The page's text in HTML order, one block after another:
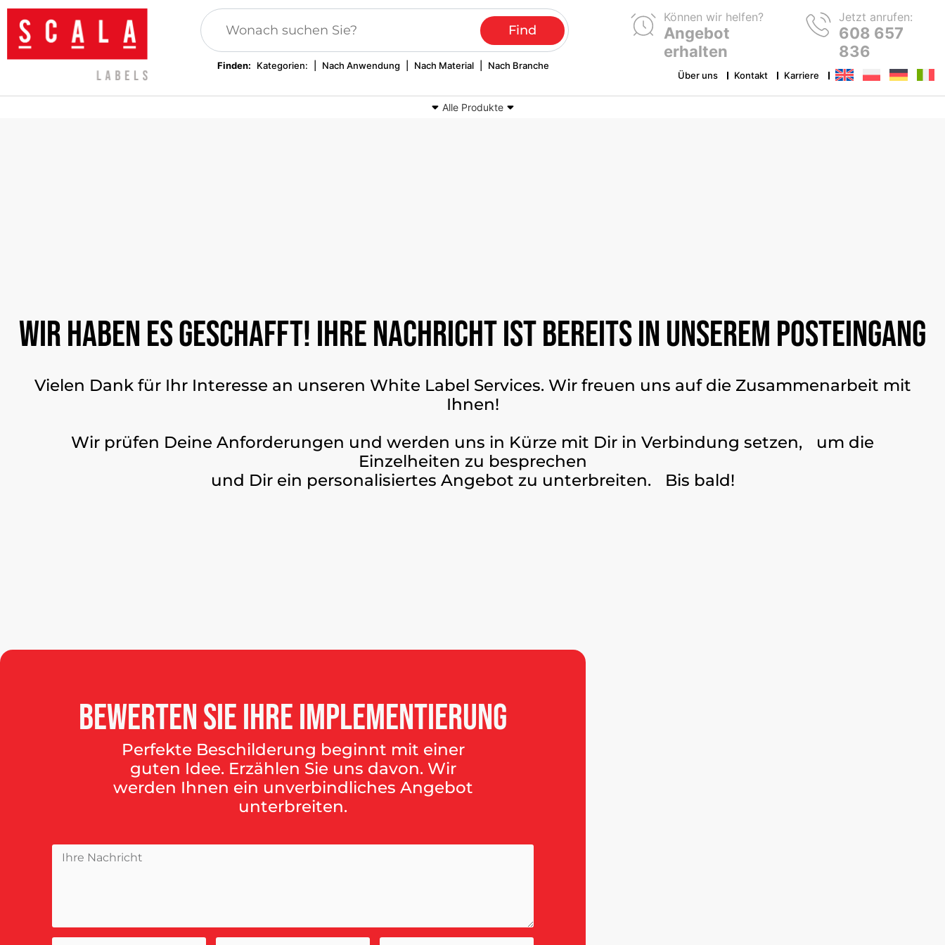
Finden: Kategorien: Nach Anwendung Nach Material Nach Branche
Können wir helfen?
Angebot
erhalten
Jetzt anrufen:
608 657
836
Über uns Kontakt Karriere
Alle Produkte
Wir haben es geschafft! Ihre Nachricht ist bereits in unserem Posteingang
Vielen Dank für Ihr Interesse an unseren White Label Services. Wir freuen uns auf die Zusammenarbeit mit
Ihnen!
Wir prüfen Deine Anforderungen und werden uns in Kürze mit Dir in Verbindung setzen, um die
Einzelheiten zu besprechen
und Dir ein personalisiertes Angebot zu unterbreiten. Bis bald!
BewertenSieIhreImplementierung
Perfekte Beschilderung beginnt mit einer
guten Idee. Erzählen Sie uns davon. Wir
werden Ihnen ein unverbindliches Angebot
unterbreiten.